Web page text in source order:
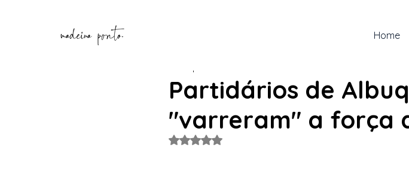
Home
Partidários de
"varreram" a força
Avaliado com NaN de 5 estrelas.